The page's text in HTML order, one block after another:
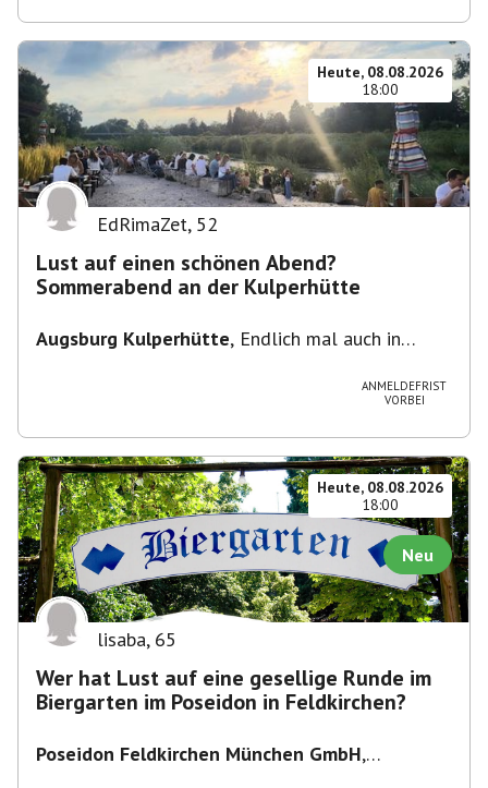
Heute, 08.08.2026
18:00
EdRimaZet, 52
Lust auf einen schönen Abend?
Sommerabend an der Kulperhütte
Augsburg Kulperhütte, Endlich mal auch in
ANMELDEFRIST
VORBEI
Heute, 08.08.2026
18:00
Neu
lisaba, 65
Wer hat Lust auf eine gesellige Runde im
Biergarten im Poseidon in Feldkirchen?
Poseidon Feldkirchen München GmbH,